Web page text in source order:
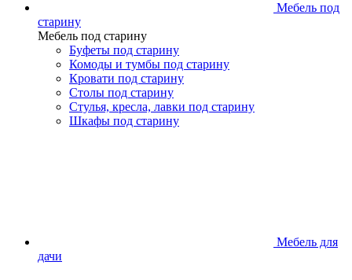
Мебель под
старину
Мебель под старину
Буфеты под старину
Комоды и тумбы под старину
Кровати под старину
Столы под старину
Стулья, кресла, лавки под старину
Шкафы под старину
Мебель для
дачи